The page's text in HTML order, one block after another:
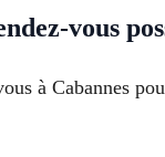
vous
à Cabannes